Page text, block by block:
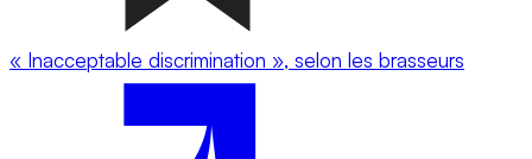
« Inacceptable discrimination », selon les brasseurs